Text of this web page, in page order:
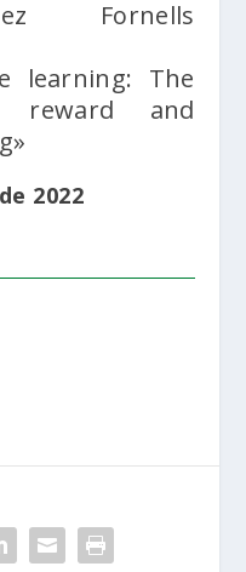
Fornells
learning: The
and
2022